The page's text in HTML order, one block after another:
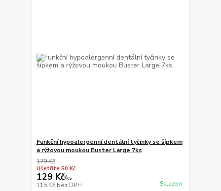
Funkční hypoalergenní dentální tyčinky se šípkem
a rýžovou moukou Buster Large 7ks
179 Kč
Ušetříte 50 Kč
129 Kč/ks
115 Kč bez DPH Skladem